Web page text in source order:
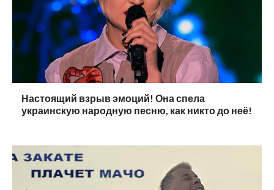
Настоящий взрыв эмоций! Она спела
украинскую народную песню, как никто до неё!